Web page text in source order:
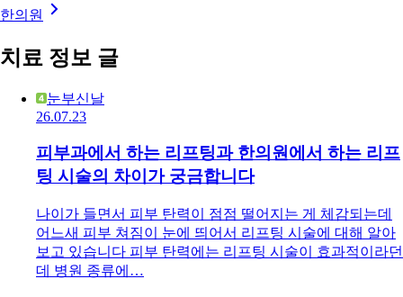
한의원
치료 정보 글
눈부신날
26.07.23
피부과에서 하는 리프팅과 한의원에서 하는 리프
팅 시술의 차이가 궁금합니다
나이가 들면서 피부 탄력이 점점 떨어지는 게 체감되는데
어느새 피부 쳐짐이 눈에 띄어서 리프팅 시술에 대해 알아
보고 있습니다 피부 탄력에는 리프팅 시술이 효과적이라던
데 병원 종류에…